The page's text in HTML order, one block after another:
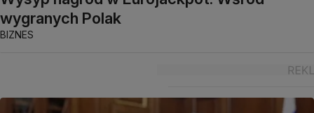
wygranych Polak
BIZNES